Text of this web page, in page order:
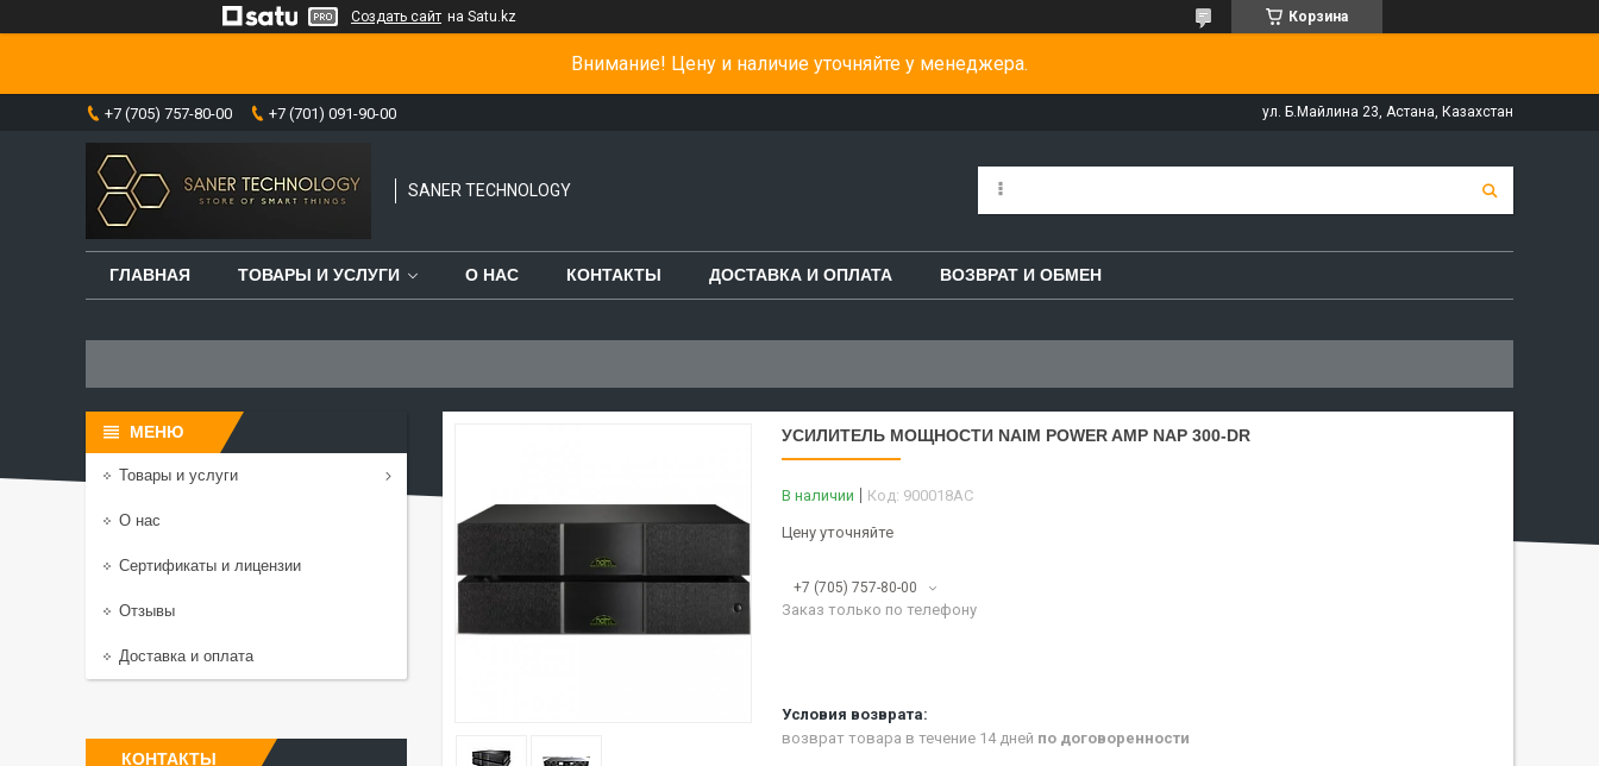
Создать сайт на Satu.kz Корзина
Внимание! Цену и наличие уточняйте у менеджера.
+7 (705) 757-80-00 +7 (701) 091-90-00 ул. Б.Майлина 23, Астана, Казахстан
SANER TECHNOLOGY
ГЛАВНАЯ ТОВАРЫ И УСЛУГИ О НАС КОНТАКТЫ ДОСТАВКА И ОПЛАТА ВОЗВРАТ И ОБМЕН
УСИЛИТЕЛЬ МОЩНОСТИ NAIM POWER AMP NAP 300-DR
В наличии Код: 900018AC
Цену уточняйте
+7 (705) 757-80-00
Заказ только по телефону
возврат товара в течение 14 дней по договоренности
Товары и услуги
О нас
Сертификаты и лицензии
Отзывы
Доставка и оплата
КОНТАКТЫ